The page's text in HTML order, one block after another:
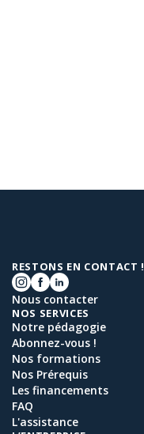
RESTONS EN CONTACT !
Nous contacter
NOS SERVICES
Notre pédagogie
Abonnez-vous !
Nos formations
Nos Prérequis
Les financements
FAQ
L'assistance